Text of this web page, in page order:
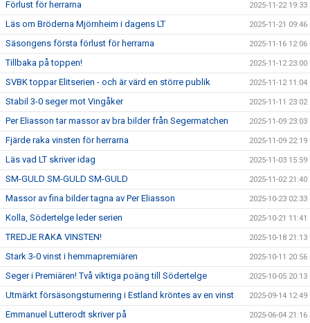
Förlust för herrarna 2025-11-22 19:33
Läs om Bröderna Mjörnheim i dagens LT 2025-11-21 09:46
Säsongens första förlust för herrarna 2025-11-16 12:06
Tillbaka på toppen! 2025-11-12 23:00
SVBK toppar Elitserien - och är värd en större publik 2025-11-12 11:04
Stabil 3-0 seger mot Vingåker 2025-11-11 23:02
Per Eliasson tar massor av bra bilder från Segermatchen 2025-11-09 23:03
Fjärde raka vinsten för herrarna 2025-11-09 22:19
Läs vad LT skriver idag 2025-11-03 15:59
SM-GULD SM-GULD SM-GULD 2025-11-02 21:40
Massor av fina bilder tagna av Per Eliasson 2025-10-23 02:33
Kolla, Södertelge leder serien 2025-10-21 11:41
TREDJE RAKA VINSTEN! 2025-10-18 21:13
Stark 3-0 vinst i hemmapremiären 2025-10-11 20:56
Seger i Premiären! Två viktiga poäng till Södertelge 2025-10-05 20:13
Utmärkt försäsongsturnering i Estland kröntes av en vinst 2025-09-14 12:49
Emmanuel Lutterodt skriver på 2025-06-04 21:16